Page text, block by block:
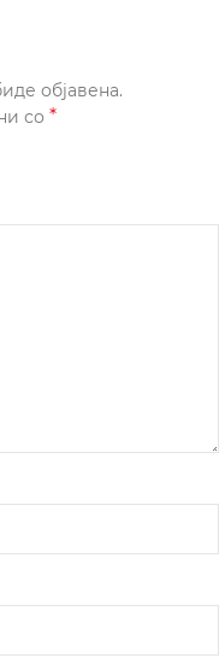
објавена.
со *